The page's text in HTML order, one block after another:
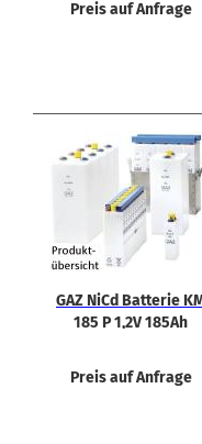
Preis auf Anfrage
GAZ NiCd Bat­te­rie
185 P 1,2V 185Ah
Preis auf Anfrage